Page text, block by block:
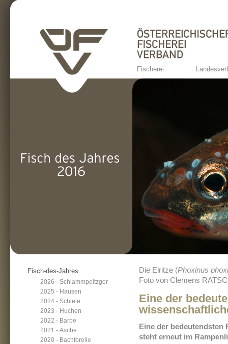
Fischerei
Die Elritze (Phoxinus
Foto von Clemens
Eine der
Eine der
steht erneut im
Fisch-des-Jahres
2026 - Schlammpeitzger
2025 - Hausen
2024 - Schleie
2023 - Huchen
2022 - Barbe
2021 - Äsche
2020 - Bachforelle